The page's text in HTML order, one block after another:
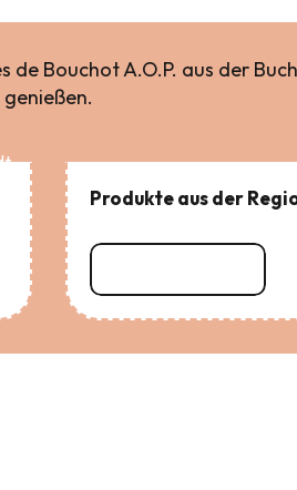
de Bouchot A.O.P. aus der
genießen.
Produkte aus der